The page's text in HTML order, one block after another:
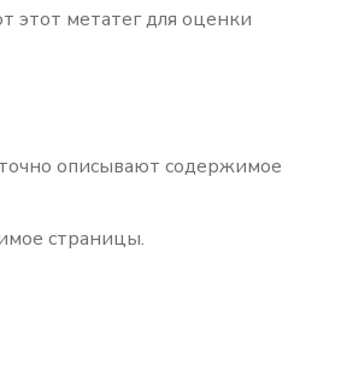
этот метатег для оценки
описывают содержимое
страницы.